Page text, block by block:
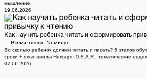
мышление.
19.06.2026
Как научить ребенка читать и сформировать
Время чтения: 15 минут
Во сколько ребенок должен читать и писать? 5 этапов
сроки + опыт школы Heritage: D.E.A.R., тематические
07.06.2026